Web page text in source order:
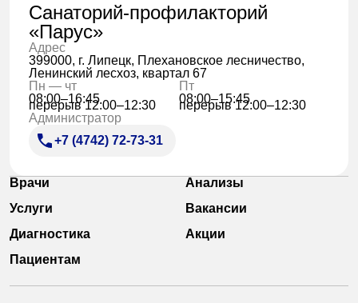
Санаторий-профилакторий
«Парус»
Адрес
399000, г. Липецк, Плехановское лесничество,
Ленинский лесхоз, квартал 67
Пн — чт
08:00–16:45
перерыв 12:00–12:30
Пт
08:00–15:45
перерыв 12:00–12:30
Администратор
+7 (4742) 72-73-31
Врачи
Анализы
Услуги
Вакансии
Диагностика
Акции
Пациентам